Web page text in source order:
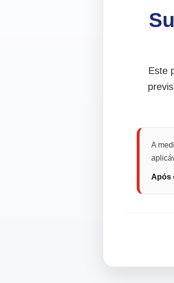
Este
A
Após